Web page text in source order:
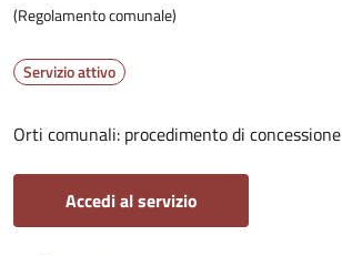
(Regolamento comunale)
Servizio attivo
Orti comunali: procedimento di concessione
Accedi al servizio